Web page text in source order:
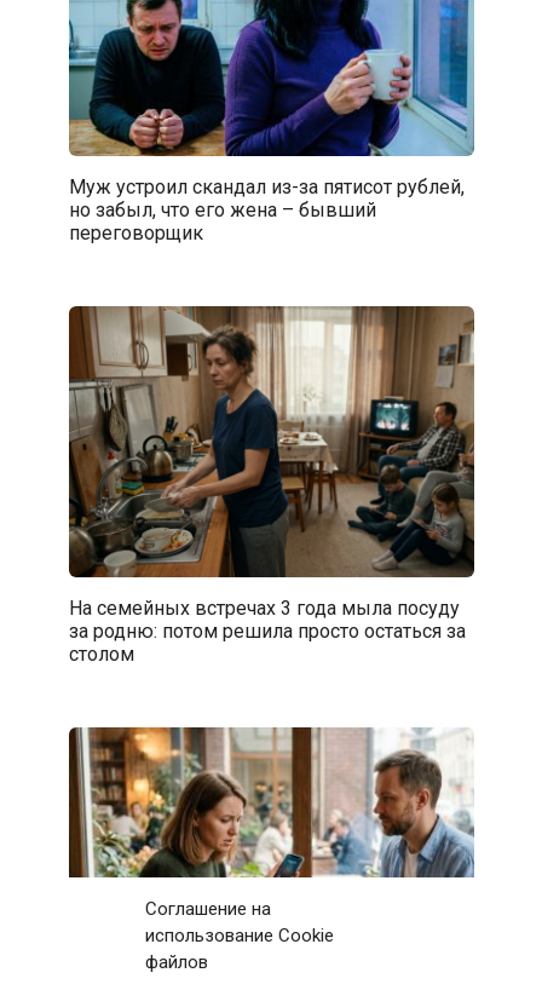
Соглашение на
использование Cookie
файлов
Муж устроил скандал из-за пятисот рублей,
но забыл, что его жена – бывший
переговорщик
На семейных встречах 3 года мыла посуду
за родню: потом решила просто остаться за
столом